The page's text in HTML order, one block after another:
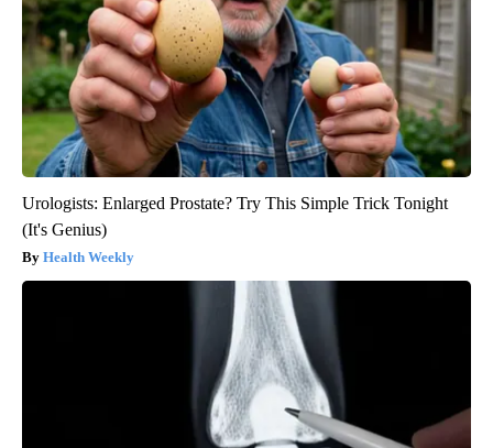
Urologists: Enlarged Prostate? Try This Simple Trick Tonight
(It's Genius)
Health Weekly